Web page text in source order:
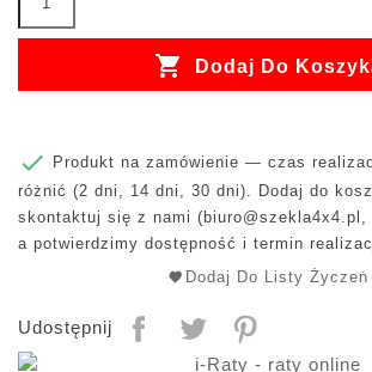
 Dodaj Do

Produkt na zamówienie — czas
różnić (2 dni, 14 dni, 30 dni). Dodaj do
skontaktuj się z nami ( biuro@szekla4x4.pl ,
a potwierdzimy dostępność i termin
Dodaj Do Listy Życzeń
Udostępnij